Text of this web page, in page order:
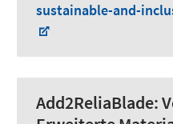
sustainable-and-
Add2ReliaBlade: